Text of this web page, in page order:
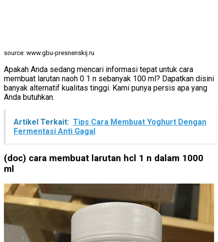
source: www.gbu-presnenskij.ru
Apakah Anda sedang mencari informasi tepat untuk cara
membuat larutan naoh 0 1 n sebanyak 100 ml? Dapatkan disini
banyak alternatif kualitas tinggi. Kami punya persis apa yang
Anda butuhkan.
Artikel Terkait: Tips Cara Membuat Yoghurt Dengan
Fermentasi Anti Gagal
(doc) cara membuat larutan hcl 1 n dalam 1000
ml